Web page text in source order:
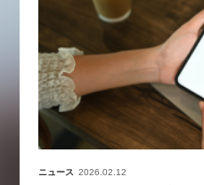
ニュース 2026.02.12